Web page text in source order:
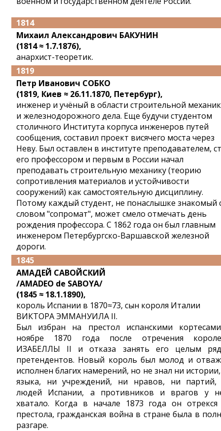
1814
Михаил Александрович БАКУНИН
(1814 ≈ 1.7.1876),
анархист-теоретик.
1819
Петр Иванович СОБКО
(1819, Киев ≈ 26.11.1870, Петербург),
инженер и учёный в области строительной
и железнодорожного дела. Еще будучи студентом
столичного Института корпуса инженеров путей
сообщения, составил проект висячего моста через
Неву. Был оставлен в институте преподавателем,
его профессором и первым в России начал
преподавать строительную механику (теорию
сопротивления материалов и устойчивости
сооружений) как самостоятельную дисциплину.
Потому каждый студент, не понаслышке знакомый
словом "сопромат", может смело отмечать день
рождения профессора. С 1862 года он был главным
инженером Петербургско-Варшавской железной
дороги.
1845
АМАДЕЙ САВОЙСКИЙ
/AMADEO de SABOYA/
(1845 ≈ 18.1.1890),
король Испании в 1870≈73, сын короля Италии
ВИКТОРА ЭММАНУИЛА II.
Был избран на престол испанскими
ноябре 1870 года после отречения
ИЗАБЕЛЛЫ II и отказа занять его целым
претендентов. Новый король был молод и
исполнен благих намерений, но не знал ни
языка, ни учреждений, ни нравов, ни
людей Испании, а противников и врагов у
хватало. Когда в начале 1873 года он
престола, гражданская война в стране была в
разгаре.